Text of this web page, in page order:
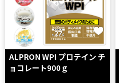
ALPRON WPI プロテイン チ
ョコレート900ｇ